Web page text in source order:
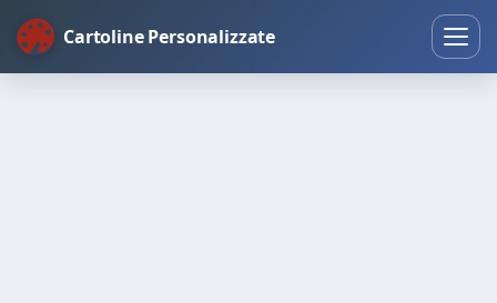
Cartoline Personalizzate